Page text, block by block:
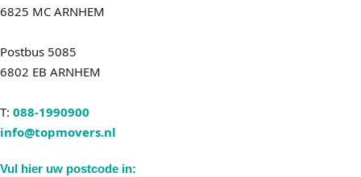
6825 MC ARNHEM
Postbus 5085
6802 EB ARNHEM
T: 088-1990900
info@topmovers.nl
Vul hier uw postcode in: